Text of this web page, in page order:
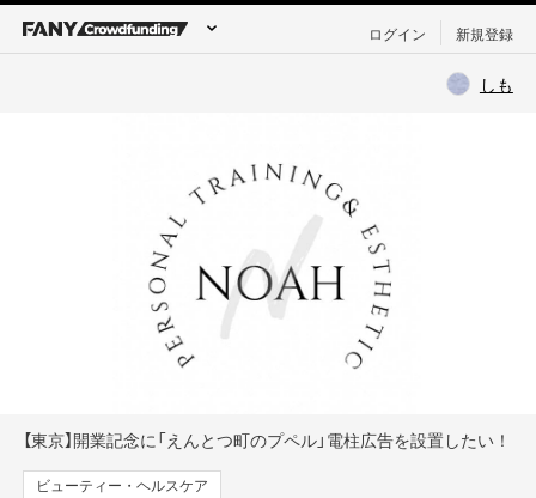
ログイン 新規登録
しも
【東京】開業記念に「えんとつ町のプペル」電柱広告を設置したい！
ビューティー・ヘルスケア